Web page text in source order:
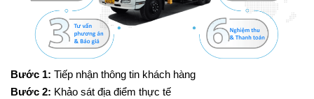
Bước 1: Tiếp nhận thông tin khách hàng
Bước 2: Khảo sát địa điểm thực tế